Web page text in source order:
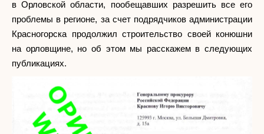
в Орловской области, пообещавших разрешить все его
проблемы в регионе, за счет подрядчиков администрации
Красногорска продолжил строительство своей конюшни
на орловщине, но об этом мы расскажем в следующих
публикациях.